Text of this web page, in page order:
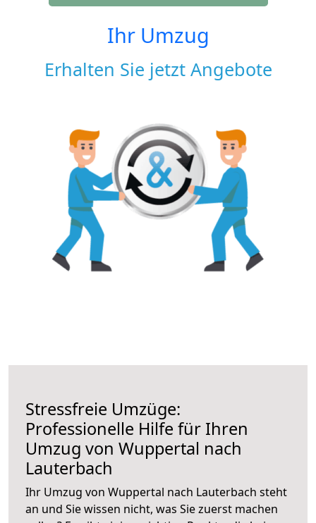
Ihr Umzug
Erhalten Sie jetzt Angebote
Stressfreie Umzüge:
Professionelle Hilfe für Ihren
Umzug von Wuppertal nach
Lauterbach
Ihr Umzug von Wuppertal nach Lauterbach steht
an und Sie wissen nicht, was Sie zuerst machen